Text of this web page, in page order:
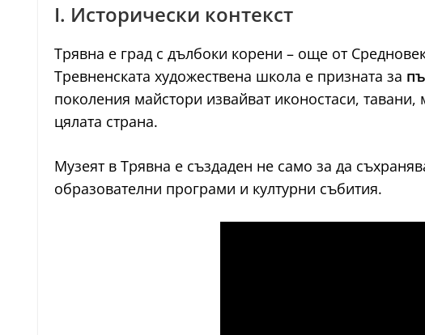
I. Исторически контекст
Трявна е град с дълбоки корени – още от
Тревненската художествена школа е призната за
поколения майстори извайват иконостаси,
цялата страна.
Музеят в Трявна е създаден не само за да
образователни програми и културни събития.